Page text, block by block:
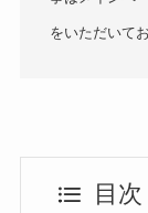
をいただいて
目次